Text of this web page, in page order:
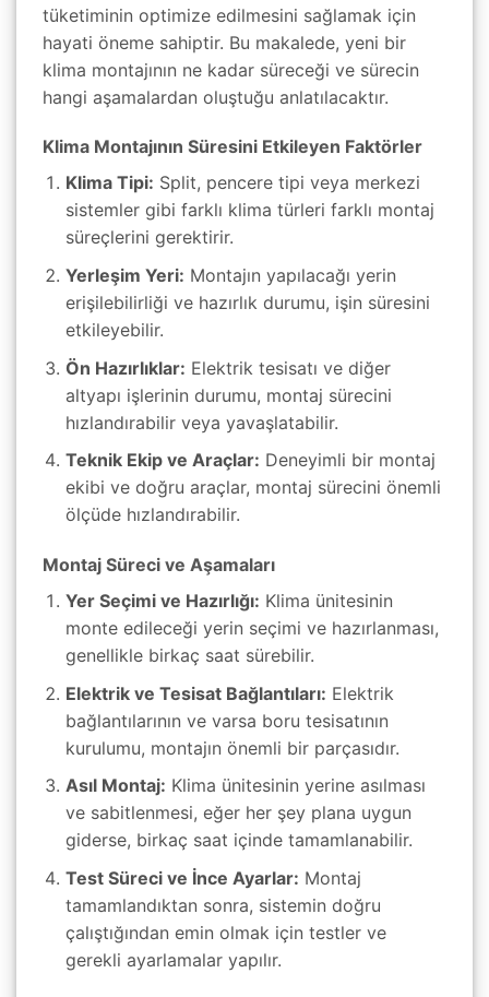
tüketiminin optimize edilmesini sağlamak için
hayati öneme sahiptir. Bu makalede, yeni bir
klima montajının ne kadar süreceği ve sürecin
hangi aşamalardan oluştuğu anlatılacaktır.
Klima Montajının Süresini Etkileyen Faktörler
Klima Tipi: Split, pencere tipi veya merkezi
sistemler gibi farklı klima türleri farklı montaj
süreçlerini gerektirir.
Yerleşim Yeri: Montajın yapılacağı yerin
erişilebilirliği ve hazırlık durumu, işin süresini
etkileyebilir.
Ön Hazırlıklar: Elektrik tesisatı ve diğer
altyapı işlerinin durumu, montaj sürecini
hızlandırabilir veya yavaşlatabilir.
Teknik Ekip ve Araçlar: Deneyimli bir montaj
ekibi ve doğru araçlar, montaj sürecini önemli
ölçüde hızlandırabilir.
Montaj Süreci ve Aşamaları
Yer Seçimi ve Hazırlığı: Klima ünitesinin
monte edileceği yerin seçimi ve hazırlanması,
genellikle birkaç saat sürebilir.
Elektrik ve Tesisat Bağlantıları: Elektrik
bağlantılarının ve varsa boru tesisatının
kurulumu, montajın önemli bir parçasıdır.
Asıl Montaj: Klima ünitesinin yerine asılması
ve sabitlenmesi, eğer her şey plana uygun
giderse, birkaç saat içinde tamamlanabilir.
Test Süreci ve İnce Ayarlar: Montaj
tamamlandıktan sonra, sistemin doğru
çalıştığından emin olmak için testler ve
gerekli ayarlamalar yapılır.